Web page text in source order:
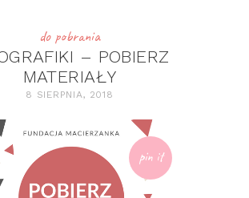
do pobrania
– POBIERZ
MATERIAŁY
8 SIERPNIA, 2018
pin it